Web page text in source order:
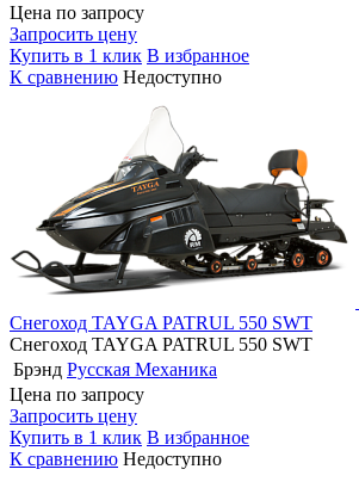
Цена по запросу
Запросить цену
Купить в 1 клик В избранное
К сравнению Недоступно
Снегоход TAYGA PATRUL 550 SWT
Снегоход TAYGA PATRUL 550 SWT
Брэнд Русская Механика
Цена по запросу
Запросить цену
Купить в 1 клик В избранное
К сравнению Недоступно